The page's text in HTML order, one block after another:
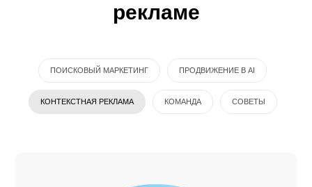
рекламе
ПОИСКОВЫЙ МАРКЕТИНГ ПРОДВИЖЕНИЕ В AI
КОНТЕКСТНАЯ РЕКЛАМА КОМАНДА СОВЕТЫ